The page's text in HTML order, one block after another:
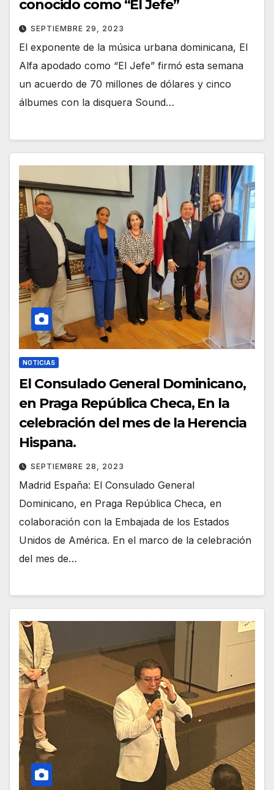
conocido como “El Jefe”
SEPTIEMBRE 29, 2023
El exponente de la música urbana dominicana, El
Alfa apodado como “El Jefe” firmó esta semana
un acuerdo de 70 millones de dólares y cinco
álbumes con la disquera Sound…
NOTICIAS
El Consulado General Dominicano,
en Praga República Checa, En la
celebración del mes de la Herencia
Hispana.
SEPTIEMBRE 28, 2023
Madrid España: El Consulado General
Dominicano, en Praga República Checa, en
colaboración con la Embajada de los Estados
Unidos de América. En el marco de la celebración
del mes de…